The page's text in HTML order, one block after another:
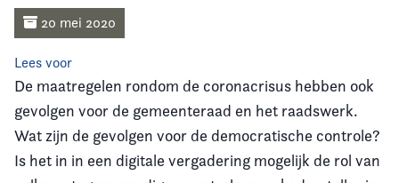
Kennis & Informatie
Vereniging
Contact
20 mei 2020
Lees voor
De maatregelen rondom de coronacrisus hebben ook
gevolgen voor de gemeenteraad en het raadswerk.
Wat zijn de gevolgen voor de democratische controle?
Is het in in een digitale vergadering mogelijk de rol van